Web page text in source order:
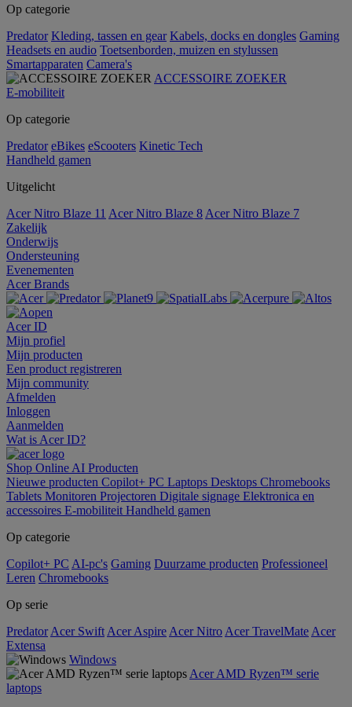
Op categorie
Predator Kleding, tassen en gear Kabels, docks en dongles Gaming
Headsets en audio Toetsenborden, muizen en stylussen
Smartapparaten Camera's
ACCESSOIRE ZOEKER
E-mobiliteit
Op categorie
Predator eBikes eScooters Kinetic Tech
Handheld gamen
Uitgelicht
Acer Nitro Blaze 11 Acer Nitro Blaze 8 Acer Nitro Blaze 7
Zakelijk
Onderwijs
Ondersteuning
Evenementen
Acer Brands
Acer ID
Mijn profiel
Mijn producten
Een product registreren
Mijn community
Afmelden
Inloggen
Aanmelden
Wat is Acer ID?
Shop Online AI Producten
Nieuwe producten Copilot+ PC Laptops Desktops Chromebooks
Tablets Monitoren Projectoren Digitale signage Elektronica en
accessoires E-mobiliteit Handheld gamen
Op categorie
Copilot+ PC AI-pc's Gaming Duurzame producten Professioneel
Leren Chromebooks
Op serie
Predator Acer Swift Acer Aspire Acer Nitro Acer TravelMate Acer
Extensa
Windows
Acer AMD Ryzen™ serie
laptops